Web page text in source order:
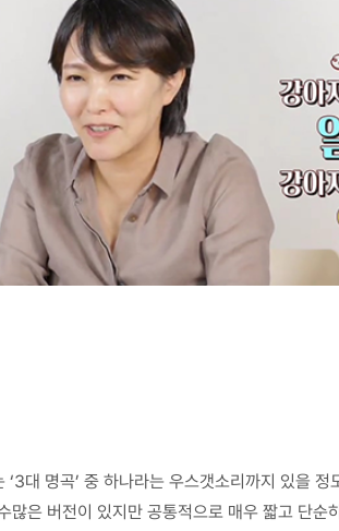
대 명곡’ 중 하나라는 우스갯소리까지 있을 정
은 버전이 있지만 공통적으로 매우 짧고 단순